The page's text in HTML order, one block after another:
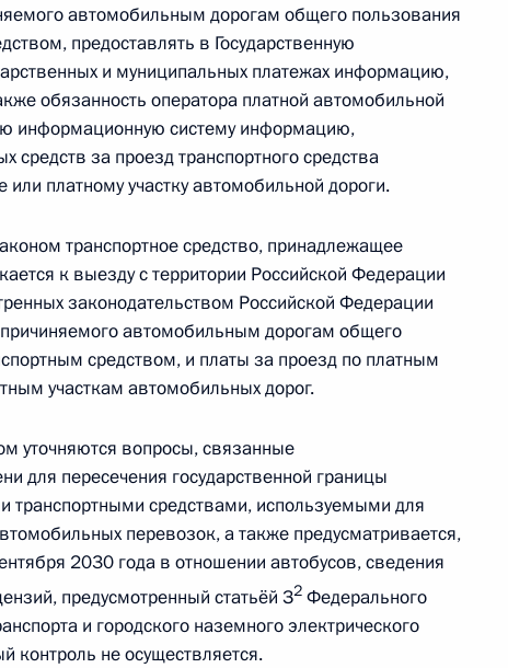
положения граждан Молдавии
значимых лекарственных средств
об ограничении оборота закиси азота
12 закона о свободной экономической зоне
автомобильным дорогам общего пользования
предоставлять в Государственную
и муниципальных платежах информацию,
обязанность оператора платной автомобильной
информационную систему информацию,
за проезд транспортного средства
платному участку автомобильной дороги.
транспортное средство, принадлежащее
к выезду с территории Российской Федерации
законодательством Российской Федерации
автомобильным дорогам общего
средством, и платы за проезд по платным
участкам автомобильных дорог.
уточняются вопросы, связанные
для пересечения государственной границы
транспортными средствами, используемыми для
перевозок, а также предусматривается,
2030 года в отношении автобусов, сведения
предусмотренный статьёй З2 Федерального
и городского наземного электрического
контроль не осуществляется.